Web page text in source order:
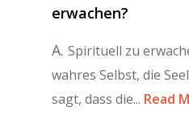
erwachen?
A. Spirituell zu
wahres Selbst, die
sagt, dass die... Read